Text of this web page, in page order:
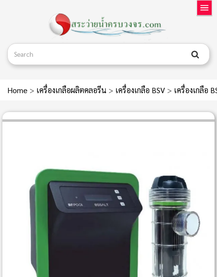
Home > เครื่องเกลือผลิตคลอรีน > เครื่องเกลือ BSV > เครื่องเกลือ